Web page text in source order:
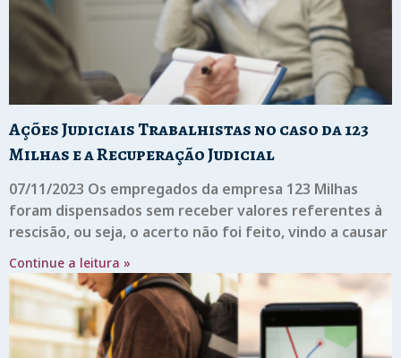
Ações Judiciais Trabalhistas no caso da 123
Milhas e a Recuperação Judicial
07/11/2023 Os empregados da empresa 123 Milhas
foram dispensados sem receber valores referentes à
rescisão, ou seja, o acerto não foi feito, vindo a causar
Continue a leitura »